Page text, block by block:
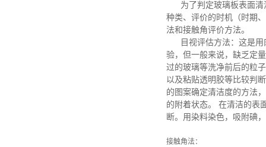
为了判定玻璃板表面清
种类、评价的时机（时期
法和接触角评价方法。
目视评估方法：这是用
验，但一般来说，缺乏定
过的玻璃等洗净前后的粒
以及粘贴透明胶等比较判
的图案确定清洁度的方法
的附着状态。 在清洁的表
断。用染料染色，吸附碘
接触角法：